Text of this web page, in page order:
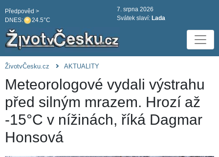
DNES: 24.5°C
Předpověd >
7. srpna 2026
Svátek slaví: Lada
ŽivotvČesku.cz AKTUALITY
Meteorologové vydali výstrahu
před silným mrazem. Hrozí až
-15°C v nížinách, říká Dagmar
Honsová